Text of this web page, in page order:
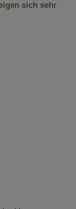
sich sehr